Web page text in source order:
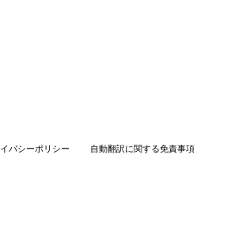
バシーポリシー 自動翻訳に関する免責事項